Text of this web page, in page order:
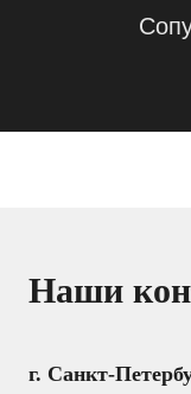
Наши
г. Санкт-